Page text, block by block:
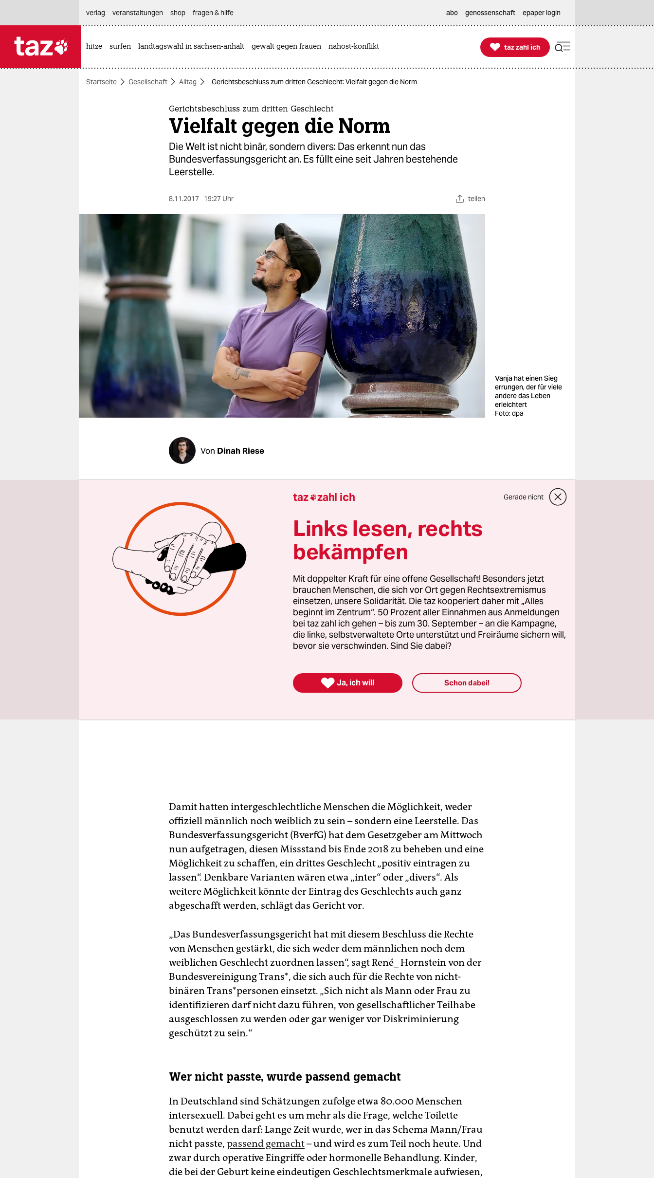
themen
berlin
nord
wahrheit
verlag
verlag
veranstaltungen
shop
fragen & hilfe
unterstützen
abo
genossenschaft
verlag
veranstaltungen shop fragen & hilfe abo genossenschaft epaper login
hitze surfen landtagswahl in sachsen-anhalt gewalt gegen frauen nahost-konflikt 
taz zahl ich
taz zahl ich
Startseite Gesellschaft Alltag Gerichtsbeschluss zum dritten Geschlecht: Vielfalt gegen die Norm
Gerichtsbeschluss zum dritten Geschlecht
Vielfalt gegen die Norm
Die Welt ist nicht binär, sondern divers: Das erkennt nun das
Bundesverfassungsgericht an. Es füllt eine seit Jahren bestehende
Leerstelle.
8.11.2017 19:27 Uhr teilen
Vanja hat einen Sieg
errungen, der für viele
andere das Leben
erleichtert
Foto: dpa
Von Dinah Riese
Ein junges Mädchen kommt in die Pubertät. Bei ihren Freundinnen
setzt die Menstruation irgendwann ein. Bei ihr nicht. Ihre
Freundinnen bekommen einen Busen. Sie nicht. Irgendwann findet
ein*e Ärzt*in heraus, warum: Die äußeren Geschlechtsorgane des
Kindes sind die einer Frau, der Chromosomensatz ist männlich. XY.
Eine Situation, die das deutsche Personenstandsrecht lange
überfordert hat. Vorgesehen waren: Männer und Frauen. Seit 2013 gibt
es eine weitere Möglichkeit: den Eintrag ganz wegzulassen.
Damit hatten intergeschlechtliche Menschen die Möglichkeit, weder
offiziell männlich noch weiblich zu sein – sondern eine Leerstelle. Das
Bundesverfassungsgericht (BverfG) hat dem Gesetzgeber am Mittwoch
nun aufgetragen, diesen Missstand bis Ende 2018 zu beheben und eine
Möglichkeit zu schaffen, ein drittes Geschlecht „positiv eintragen zu
lassen“. Denkbare Varianten wären etwa „inter“ oder „divers“. Als
weitere Möglichkeit könnte der Eintrag des Geschlechts auch ganz
abgeschafft werden, schlägt das Gericht vor.
„Das Bundesverfassungsgericht hat mit diesem Beschluss die Rechte
von Menschen gestärkt, die sich weder dem männlichen noch dem
weiblichen Geschlecht zuordnen lassen“, sagt René_ Hornstein von der
Bundesvereinigung Trans*, die sich auch für die Rechte von nicht-
binären Trans*personen einsetzt. „Sich nicht als Mann oder Frau zu
identifizieren darf nicht dazu führen, von gesellschaftlicher Teilhabe
ausgeschlossen zu werden oder gar weniger vor Diskriminierung
geschützt zu sein.“
Wer nicht passte, wurde passend gemacht
In Deutschland sind Schätzungen zufolge etwa 80.000 Menschen
intersexuell. Dabei geht es um mehr als die Frage, welche Toilette
benutzt werden darf: Lange Zeit wurde, wer in das Schema Mann/Frau
nicht passte, passend gemacht– und wird es zum Teil noch heute. Und
zwar durch operative Eingriffe oder hormonelle Behandlung. Kinder,
die bei der Geburt keine eindeutigen Geschlechtsmerkmale aufwiesen,
taz zahl ich Gerade nicht
Links lesen, rechts
bekämpfen
Mit doppelter Kraft für eine offene Gesellschaft! Besonders jetzt
brauchen Menschen, die sich vor Ort gegen Rechtsextremismus
einsetzen, unsere Solidarität. Die taz kooperiert daher mit „Alles
beginnt im Zentrum“. 50 Prozent aller Einnahmen aus Anmeldungen
bei taz zahl ich gehen – bis zum 30. September – an die Kampagne,
die linke, selbstverwaltete Orte unterstützt und Freiräume sichern will,
bevor sie verschwinden. Sind Sie dabei?
 Ja, ich will Schon dabei!